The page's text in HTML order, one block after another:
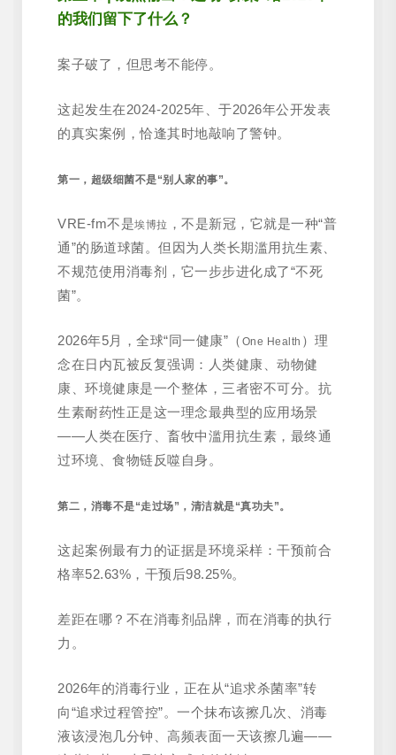
的我们留下了什么？
案子破了，但思考不能停。
这起发生在2024-2025年、于2026年公开发表
的真实案例，恰逢其时地敲响了警钟。
第一，超级细菌不是“别人家的事”。
VRE-fm不是埃博拉 ，不是新冠，它就是一种“普
通”的肠道球菌。但因为人类长期滥用抗生素、
不规范使用消毒剂，它一步步进化成了“不死
菌”。
2026年5月，全球“同一健康”（ One Health ）理
念在日内瓦被反复强调：人类健康、动物健
康、环境健康是一个整体，三者密不可分。抗
生素耐药性正是这一理念最典型的应用场景
——人类在医疗、畜牧中滥用抗生素，最终通
过环境、食物链反噬自身。
第二，消毒不是“走过场”，清洁就是“真功夫”。
这起案例最有力的证据是环境采样：干预前合
格率52.63%，干预后98.25%。
差距在哪？不在消毒剂品牌，而在消毒的执行
力。
2026年的消毒行业，正在从“追求杀菌率”转
向“追求过程管控”。一个抹布该擦几次、消毒
液该浸泡几分钟、高频表面一天该擦几遍——